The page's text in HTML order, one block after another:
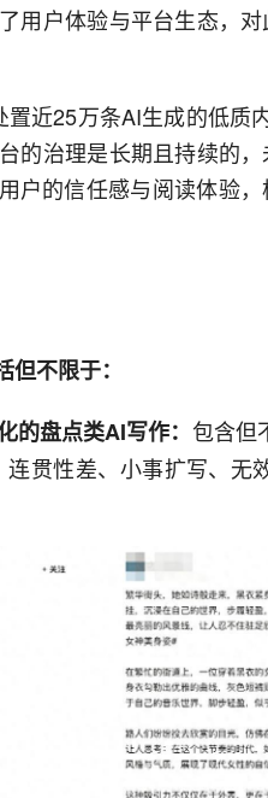
用户体验与平台生态，
近25万条AI生成的低质
的治理是长期且持续的
户的信任感与阅读体验
但不限于：
的盘点类AI写作： 包含但
贯性差、小事扩写、无